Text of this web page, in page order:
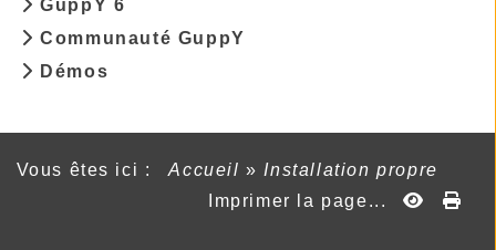
GuppY 6
Communauté GuppY
Démos
Vous êtes ici : Accueil» Installation propre
Imprimer la page...